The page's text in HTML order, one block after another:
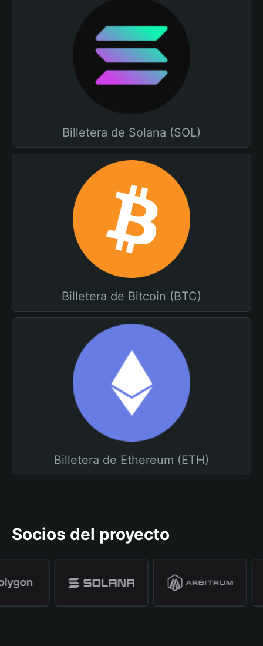
Billetera de Solana (SOL)
Billetera de Bitcoin (BTC)
Billetera de Ethereum (ETH)
Socios del proyecto